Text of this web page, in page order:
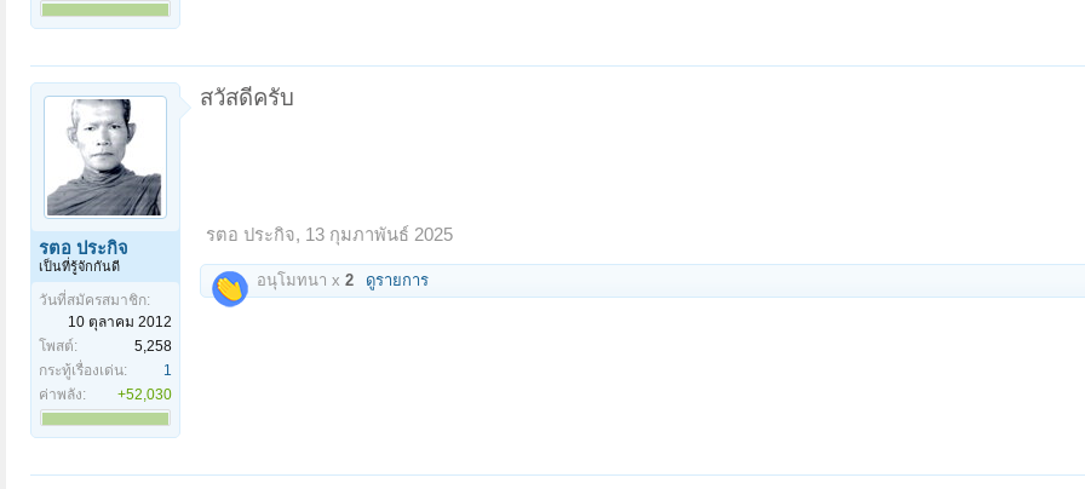
รตอ ประกิจ
เป็นที่รู้จักกันดี
วันที่สมัครสมาชิก:
10 ตุลาคม 2012
โพสต์:
5,258
กระทู้เรื่องเด่น:
1
ค่าพลัง:
+52,030
สวัสดีครับ
รตอ ประกิจ, 13 กุมภาพันธ์ 2025
อนุโมทนา x 2 ดูรายการ